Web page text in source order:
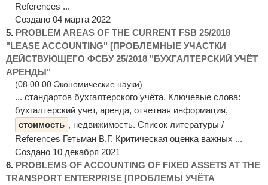
References ...
Создано 04 марта 2022
5. PROBLEM AREAS OF THE CURRENT FSB 25/2018
"LEASE ACCOUNTING" [ПРОБЛЕМНЫЕ УЧАСТКИ
ДЕЙСТВУЮЩЕГО ФСБУ 25/2018 "БУХГАЛТЕРСКИЙ УЧЁТ
АРЕНДЫ"
(08.00.00 Экономические науки)
... стандартов бухгалтерского учёта. Ключевые слова:
бухгалтерский учет, аренда, отчетная информация,
стоимость , недвижимость. Список литературы /
References Гетьман В.Г. Критическая оценка важных ...
Создано 10 декабря 2021
6. PROBLEMS OF ACCOUNTING OF FIXED ASSETS AT THE
TRANSPORT ENTERPRISE [ПРОБЛЕМЫ УЧЁТА